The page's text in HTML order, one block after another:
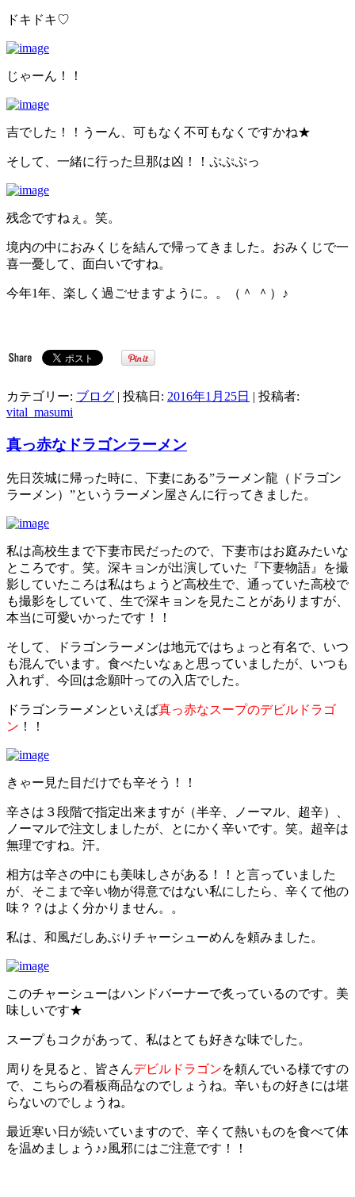
ドキドキ♡
じゃーん！！
吉でした！！うーん、可もなく不可もなくですかね★
そして、一緒に行った旦那は凶！！ぷぷぷっ
残念ですねぇ。笑。
境内の中におみくじを結んで帰ってきました。おみくじで一
喜一憂して、面白いですね。
今年1年、楽しく過ごせますように。。（＾ ＾）♪
カテゴリー: ブログ | 投稿日: 2016年1月25日 | 投稿者:
vital_masumi
真っ赤なドラゴンラーメン
先日茨城に帰った時に、下妻にある”ラーメン龍（ドラゴン
ラーメン）”というラーメン屋さんに行ってきました。
私は高校生まで下妻市民だったので、下妻市はお庭みたいな
ところです。笑。深キョンが出演していた『下妻物語』を撮
影していたころは私はちょうど高校生で、通っていた高校で
も撮影をしていて、生で深キョンを見たことがありますが、
本当に可愛いかったです！！
そして、ドラゴンラーメンは地元ではちょっと有名で、いつ
も混んでいます。食べたいなぁと思っていましたが、いつも
入れず、今回は念願叶っての入店でした。
ドラゴンラーメンといえば真っ赤なスープのデビルドラゴ
ン ！！
きゃー見た目だけでも辛そう！！
辛さは３段階で指定出来ますが（半辛、ノーマル、超辛）、
ノーマルで注文しましたが、とにかく辛いです。笑。超辛は
無理ですね。汗。
相方は辛さの中にも美味しさがある！！と言っていました
が、そこまで辛い物が得意ではない私にしたら、辛くて他の
味？？はよく分かりません。。
私は、和風だしあぶりチャーシューめんを頼みました。
このチャーシューはハンドバーナーで炙っているのです。美
味しいです★
スープもコクがあって、私はとても好きな味でした。
周りを見ると、皆さんデビルドラゴンを頼んでいる様ですの
で、こちらの看板商品なのでしょうね。辛いもの好きには堪
らないのでしょうね。
最近寒い日が続いていますので、辛くて熱いものを食べて体
を温めましょう♪♪風邪にはご注意です！！